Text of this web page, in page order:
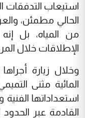
استيعاب التدفقات
الحالي مطمئن،
من المياه، بل
الإطلاقات خلال
وخلال زيارة
المائية مثنى
استعداداتها الفنية
القادمة عبر الحدود